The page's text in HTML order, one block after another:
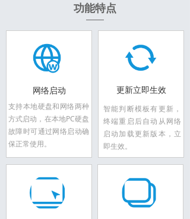
支持本地硬盘和网络两种
方式启动，在本地PC硬盘
故障时可通过网络启动确
保正常使用。
网络启动
智能判断模板有更新，
终端重启后自动从网络
启动加载更新版本，立
即生效。
更新立即生效
功能特点